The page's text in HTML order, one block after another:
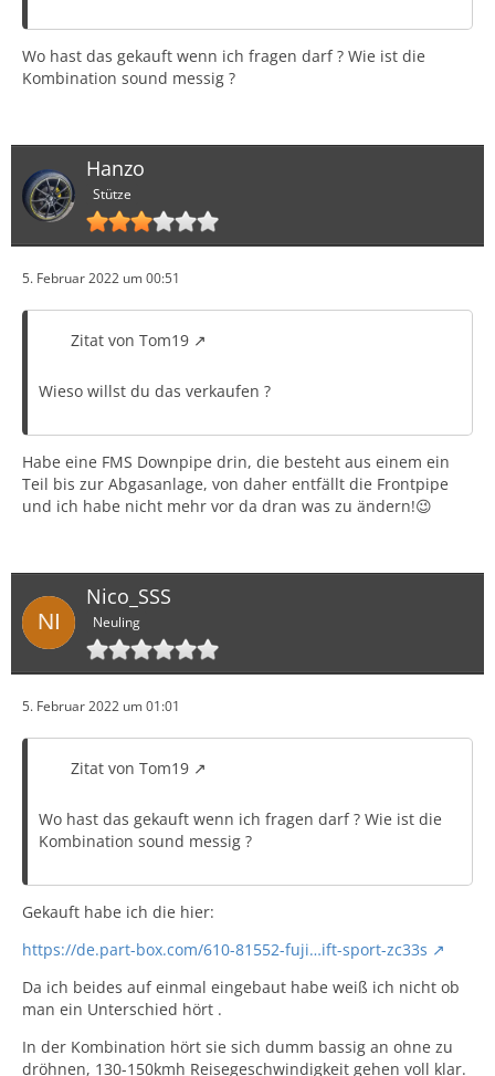
Wo hast das gekauft wenn ich fragen darf ? Wie ist die
Kombination sound messig ?
Hanzo
Stütze
5. Februar 2022 um 00:51
Zitat von Tom19
Wieso willst du das verkaufen ?
Habe eine FMS Downpipe drin, die besteht aus einem ein
Teil bis zur Abgasanlage, von daher entfällt die Frontpipe
und ich habe nicht mehr vor da dran was zu ändern!😉
Nico_SSS
Neuling
5. Februar 2022 um 01:01
Zitat von Tom19
Wo hast das gekauft wenn ich fragen darf ? Wie ist die
Kombination sound messig ?
Gekauft habe ich die hier:
https://de.part-box.com/610-81552-fuji…ift-sport-zc33s
Da ich beides auf einmal eingebaut habe weiß ich nicht ob
man ein Unterschied hört .
In der Kombination hört sie sich dumm bassig an ohne zu
dröhnen, 130-150kmh Reisegeschwindigkeit gehen voll klar.